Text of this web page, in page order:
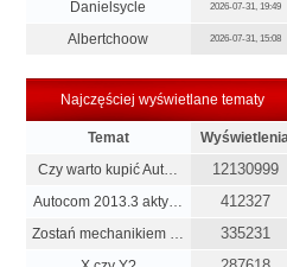
Danielsycle 2026-07-31, 19:49
Albertchoow 2026-07-31, 15:08
Najczęściej wyświetlane tematy
Temat
Czy warto kupić Aut…
12130999
Autocom 2013.3 akty… 412327
Zostań mechanikiem … 335231